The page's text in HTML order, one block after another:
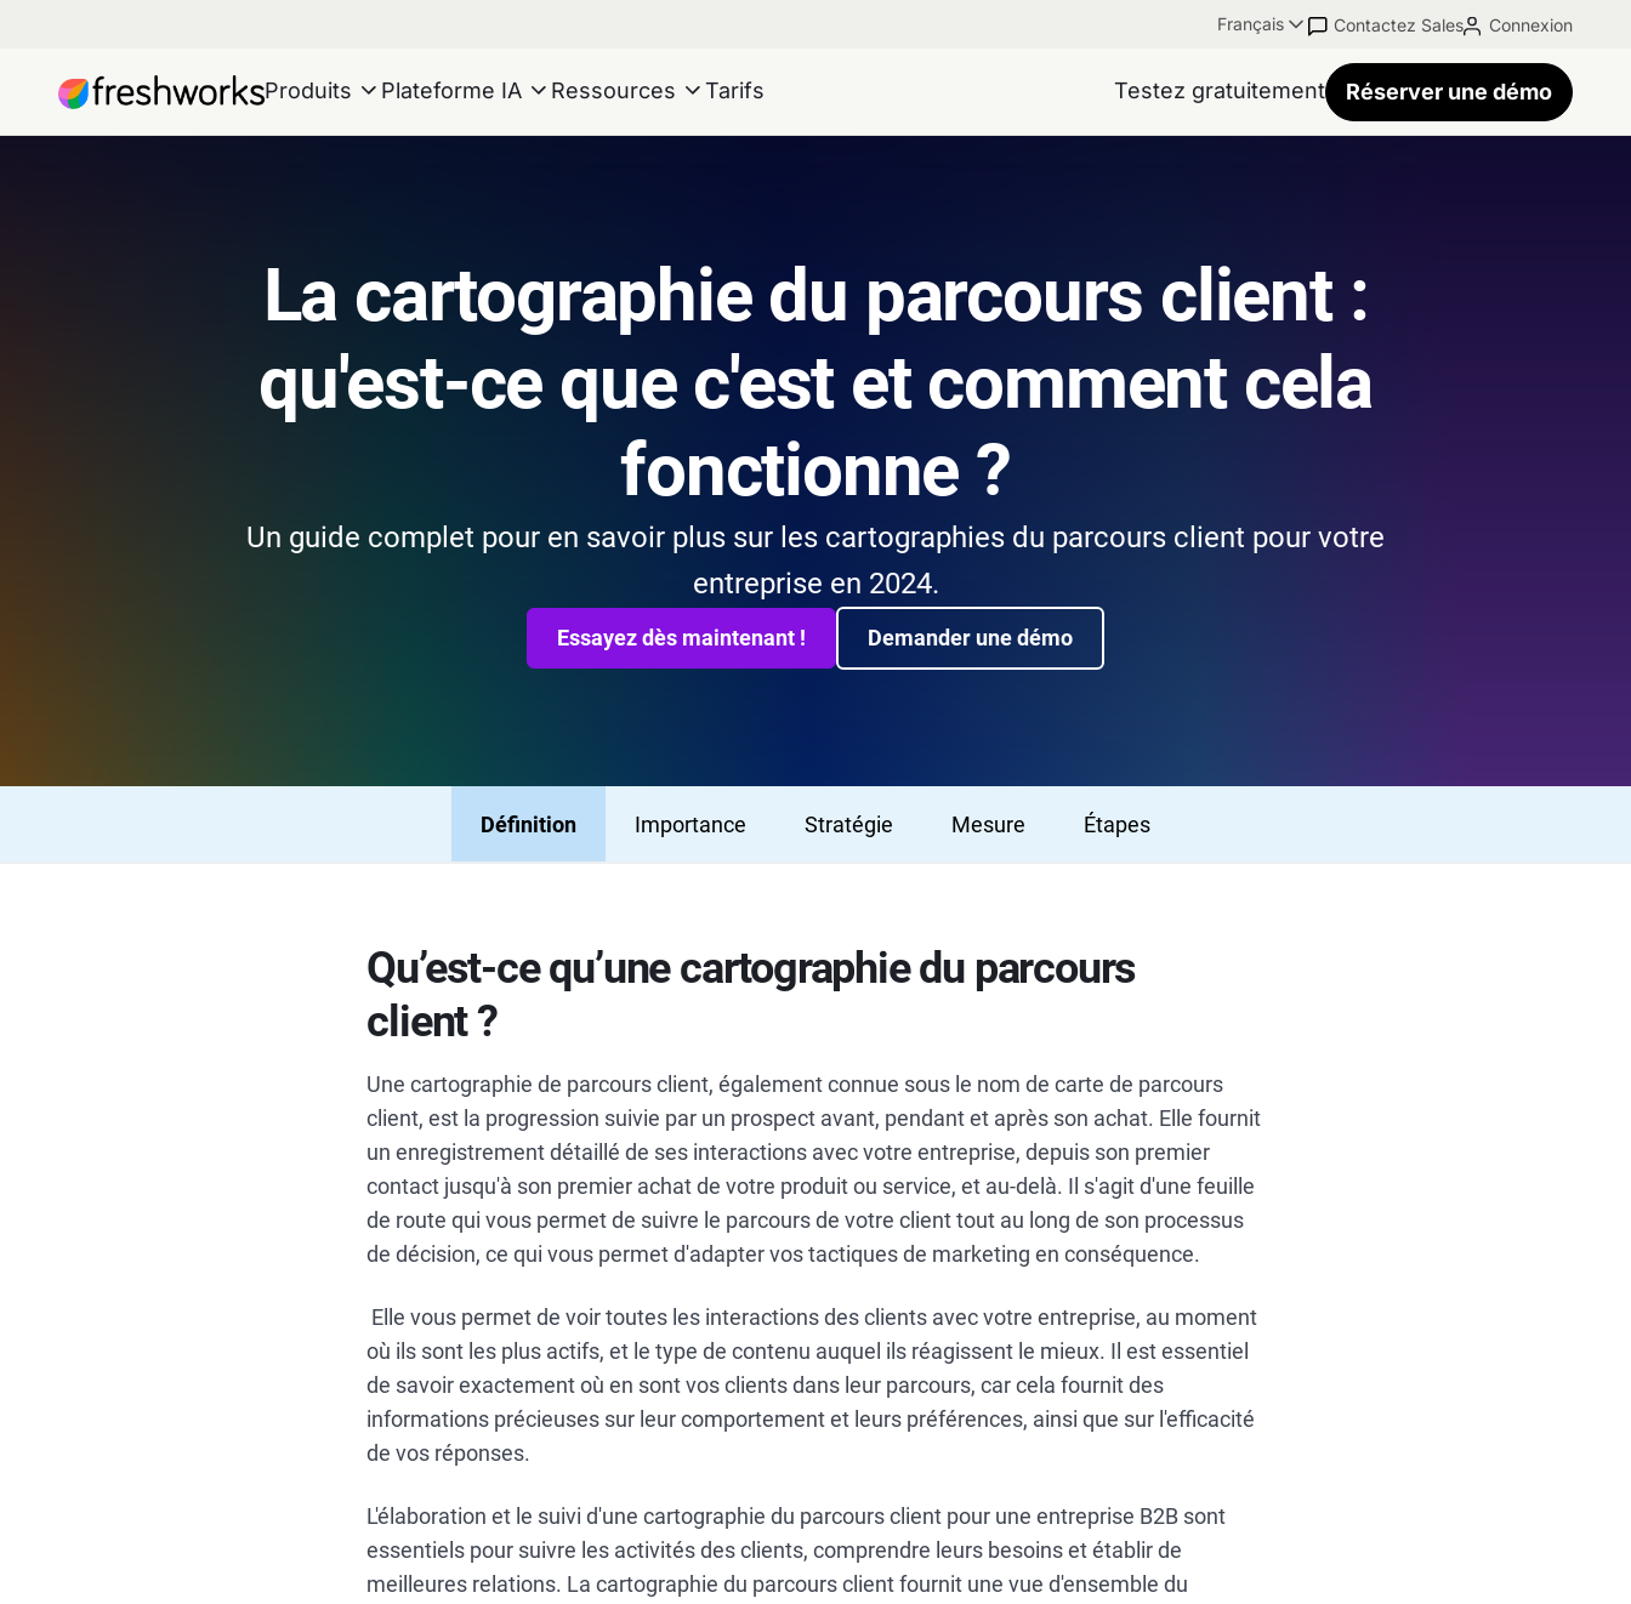
Français Contactez Sales Connexion
Produits Plateforme IA Ressources Tarifs Testez gratuitement Réserver une démo
La cartographie du parcours client :
qu'est-ce que c'est et comment cela
fonctionne ?
Un guide complet pour en savoir plus sur les cartographies du parcours client pour votre
entreprise en 2024.
Essayez dès maintenant ! Demander une démo
Définition Importance Stratégie Mesure Étapes
Qu’est-ce qu’une cartographie du parcours
client ?
Une cartographie de parcours client, également connue sous le nom de carte de parcours
client, est la progression suivie par un prospect avant, pendant et après son achat. Elle fournit
un enregistrement détaillé de ses interactions avec votre entreprise, depuis son premier
contact jusqu'à son premier achat de votre produit ou service, et au-delà. Il s'agit d'une feuille
de route qui vous permet de suivre le parcours de votre client tout au long de son processus
de décision, ce qui vous permet d'adapter vos tactiques de marketing en conséquence.
Elle vous permet de voir toutes les interactions des clients avec votre entreprise, au moment
où ils sont les plus actifs, et le type de contenu auquel ils réagissent le mieux. Il est essentiel
de savoir exactement où en sont vos clients dans leur parcours, car cela fournit des
informations précieuses sur leur comportement et leurs préférences, ainsi que sur l'efficacité
de vos réponses.
L'élaboration et le suivi d'une cartographie du parcours client pour une entreprise B2B sont
essentiels pour suivre les activités des clients, comprendre leurs besoins et établir de
meilleures relations. La cartographie du parcours client fournit une vue d'ensemble du